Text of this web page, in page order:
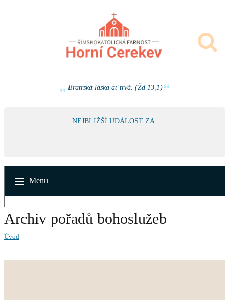
Bratrská láska ať trvá. (Žd 13,1)
NEJBLIŽŠÍ UDÁLOST ZA:
Menu
Archiv pořadů bohoslužeb
Úvod